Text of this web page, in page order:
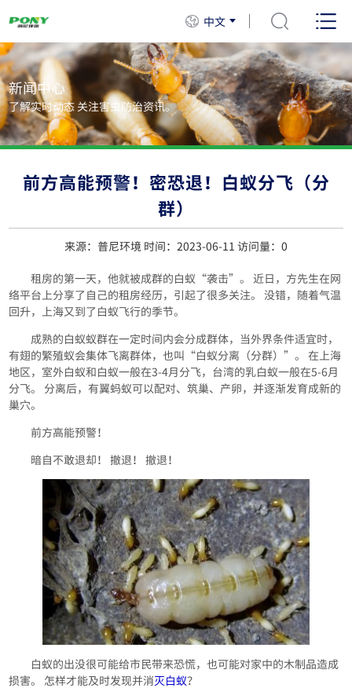
中文
新闻中心
了解实时动态 关注害虫防治资讯。
前方高能预警！密恐退！白蚁分飞（分
群）
来源：普尼环境 时间：2023-06-11 访问量： 0
租房的第一天，他就被成群的白蚁“袭击”。 近日，方先生在网
络平台上分享了自己的租房经历，引起了很多关注。 没错，随着气温
回升，上海又到了白蚁飞行的季节。
成熟的白蚁蚁群在一定时间内会分成群体，当外界条件适宜时，
有翅的繁殖蚁会集体飞离群体，也叫“白蚁分离（分群）”。 在上海
地区，室外白蚁和白蚁一般在3-4月分飞，台湾的乳白蚁一般在5-6月
分飞。 分离后，有翼蚂蚁可以配对、筑巢、产卵，并逐渐发育成新的
巢穴。
前方高能预警！
暗自不敢退却！ 撤退！ 撤退！
白蚁的出没很可能给市民带来恐慌，也可能对家中的木制品造成
损害。 怎样才能及时发现并消灭白蚁？